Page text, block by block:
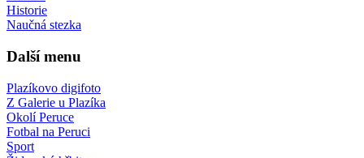
Historie
Naučná stezka
Další menu
Plazíkovo digifoto
Z Galerie u Plazíka
Okolí Peruce
Fotbal na Peruci
Sport